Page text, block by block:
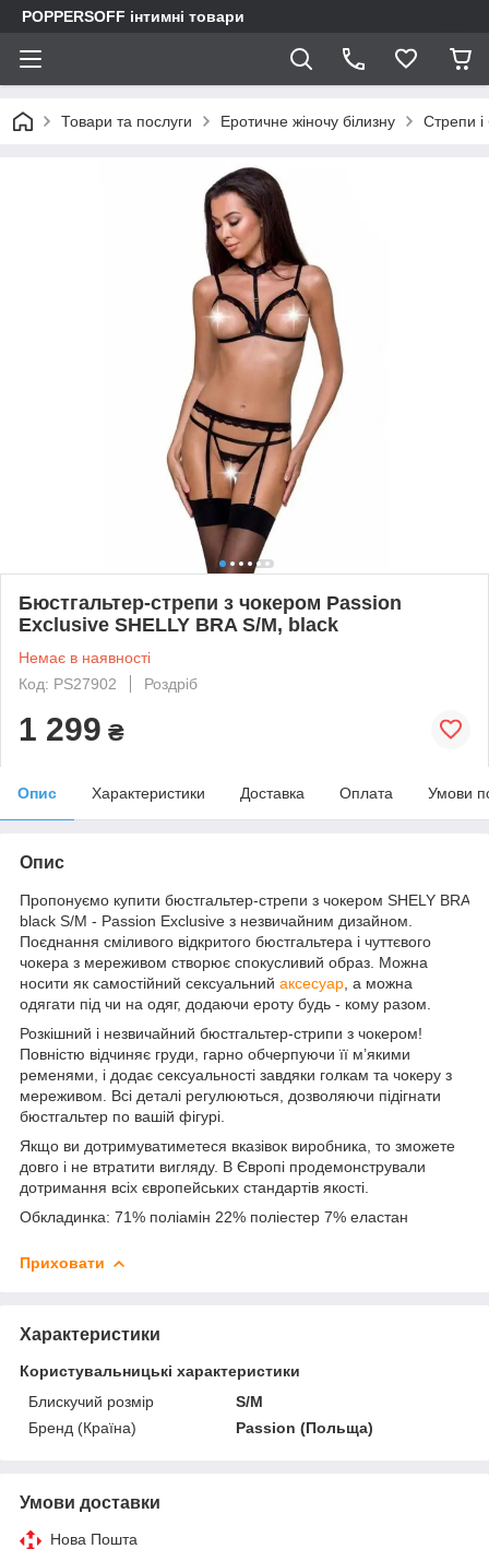
POPPERSOFF інтимні товари
Товари та послуги Еротичне жіночу білизну Стрепи і
Бюстгальтер-стрепи з чокером Passion
Exclusive SHELLY BRA S/M, black
Немає в наявності
Код: PS27902
Роздріб
1 299 ₴
Опис Характеристики Доставка Оплата Умови
Опис
Пропонуємо купити бюстгальтер-стрепи з чокером SHELY BRA
black S/M - Passion Exclusive з незвичайним дизайном.
Поєднання сміливого відкритого бюстгальтера і чуттєвого
чокера з мереживом створює спокусливий образ. Можна
носити як самостійний сексуальний аксесуар , а можна
одягати під чи на одяг, додаючи ероту будь - кому разом.
Розкішний і незвичайний бюстгальтер-стрипи з чокером!
Повністю відчиняє груди, гарно обчерпуючи її м’якими
ременями, і додає сексуальності завдяки голкам та чокеру з
мереживом. Всі деталі регулюються, дозволяючи підігнати
бюстгальтер по вашій фігурі.
Якщо ви дотримуватиметеся вказівок виробника, то зможете
довго і не втратити вигляду. В Європі продемонстрували
дотримання всіх європейських стандартів якості.
Обкладинка: 71% поліамін 22% поліестер 7% еластан
Приховати
Характеристики
Користувальницькі характеристики
Блискучий розмір
S/M
Бренд (Країна)
Passion (Польща)
Умови доставки
Нова Пошта